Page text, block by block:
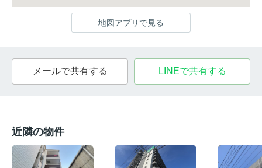
地図アプリで見る
メールで共有する LINEで共有する
近隣の物件